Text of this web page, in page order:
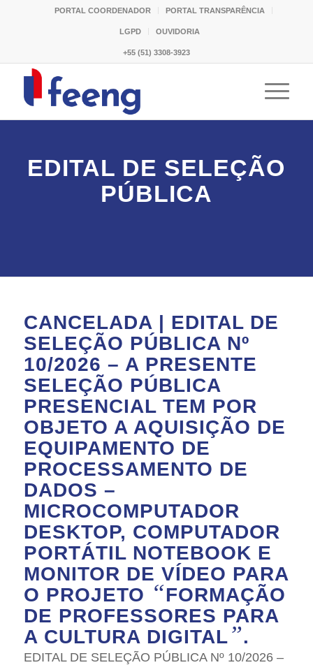
PORTAL COORDENADOR PORTAL TRANSPARÊNCIA
LGPD OUVIDORIA
+55 (51) 3308-3923
EDITAL DE SELEÇÃO
PÚBLICA
CANCELADA | EDITAL DE
SELEÇÃO PÚBLICA Nº
10/2026 – A PRESENTE
SELEÇÃO PÚBLICA
PRESENCIAL TEM POR
OBJETO A AQUISIÇÃO DE
EQUIPAMENTO DE
PROCESSAMENTO DE
DADOS –
MICROCOMPUTADOR
DESKTOP, COMPUTADOR
PORTÁTIL NOTEBOOK E
MONITOR DE VÍDEO PARA
O PROJETO “FORMAÇÃO
DE PROFESSORES PARA
A CULTURA DIGITAL”.
EDITAL DE SELEÇÃO PÚBLICA Nº 10/2026 –